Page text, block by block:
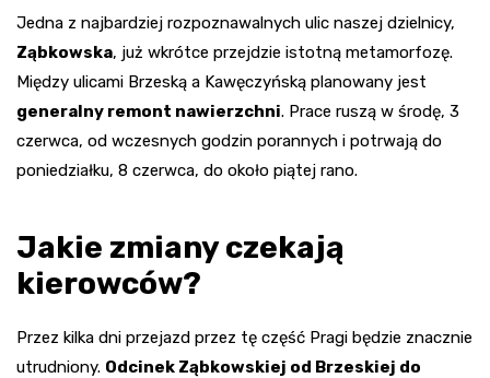
Jedna z najbardziej rozpoznawalnych ulic naszej dzielnicy,
Ząbkowska, już wkrótce przejdzie istotną metamorfozę.
Między ulicami Brzeską a Kawęczyńską planowany jest
generalny remont nawierzchni. Prace ruszą w środę, 3
czerwca, od wczesnych godzin porannych i potrwają do
poniedziałku, 8 czerwca, do około piątej rano.
Jakie zmiany czekają
kierowców?
Przez kilka dni przejazd przez tę część Pragi będzie znacznie
utrudniony. Odcinek Ząbkowskiej od Brzeskiej do